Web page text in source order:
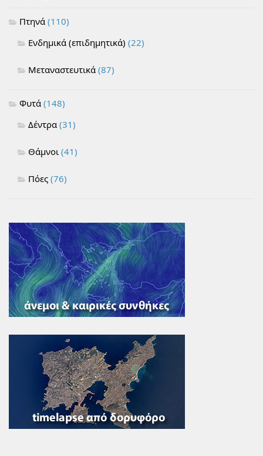
Πτηνά (110)
Ενδημικά (επιδημητικά) (22)
Μεταναστευτικά (87)
Φυτά (148)
Δέντρα (31)
Θάμνοι (41)
Πόες (76)